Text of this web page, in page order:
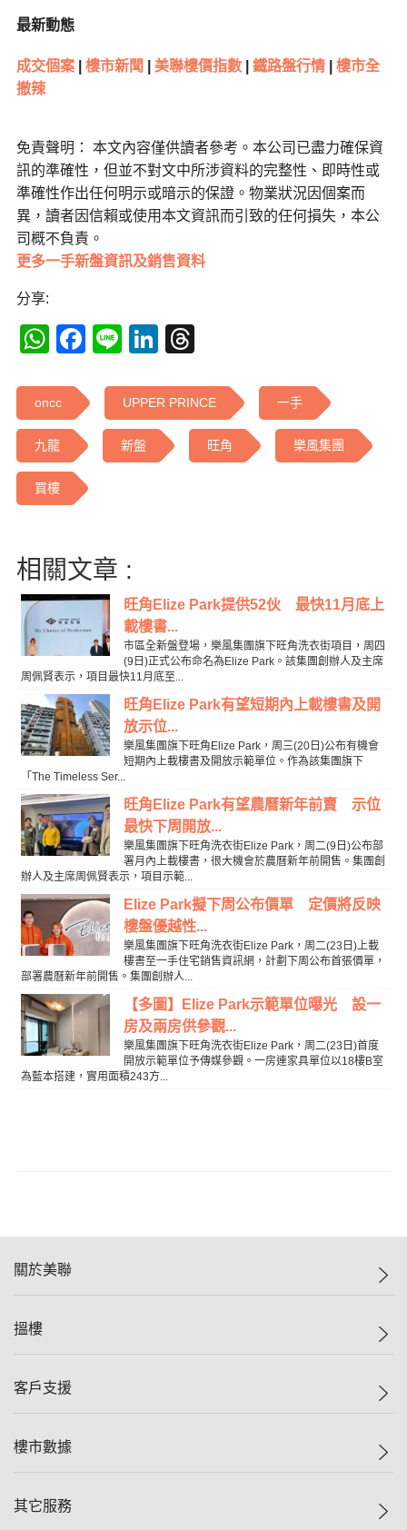
最新動態
成交個案| 樓市新聞 美聯樓價指數| 鐵路盤行情|
樓市全
撤辣
免責聲明： 本文內容僅供讀者參考。本公司已盡力確保資
訊的準確性，但並不對文中所涉資料的完整性、即時性或
準確性作出任何明示或暗示的保證。物業狀況因個案而
異，讀者因信賴或使用本文資訊而引致的任何損失，本公
司概不負責。
更多一手新盤資訊及銷售資料
分享:
WhatsApp
Facebook
LineLinkedIn
oncc UPPER PRINCE 一手
九龍 新盤 旺角 樂風集團
買樓
相關文章 :
旺角Elize Park提供52伙 最快11月底上
載樓書...
市區全新盤登場，樂風集團旗下旺角洗衣街項目，周四
(9日)正式公布命名為Elize Park。該集團創辦人及主席
周佩賢表示，項目最快11月底至...
旺角Elize Park有望短期內上載樓書及開
放示位...
樂風集團旗下旺角Elize Park，周三(20日)公布有機會
短期內上載樓書及開放示範單位。作為該集團旗下
「The Timeless Ser...
旺角Elize Park有望農曆新年前賣 示位
最快下周開放...
樂風集團旗下旺角洗衣街Elize Park，周二(9日)公布部
署月內上載樓書，很大機會於農曆新年前開售。集團創
辦人及主席周佩賢表示，項目示範...
Elize Park擬下周公布價單 定價將反映
樓盤優越性...
樂風集團旗下旺角洗衣街Elize Park，周二(23日)上載
樓書至一手住宅銷售資訊網，計劃下周公布首張價單，
部署農曆新年前開售。集團創辦人...
【多圖】Elize Park示範單位曝光 設一
房及兩房供參觀...
樂風集團旗下旺角洗衣街Elize Park，周二(23日)首度
開放示範單位予傳媒參觀。一房連家具單位以18樓B室
為藍本搭建，實用面積243方...
關於美聯
美聯集團
人才招募
搵樓
一手新盤
減價
美聯豪宅
客戶支援
自助放盤
查詢熱線
樓市數據
樓價指數
其它服務